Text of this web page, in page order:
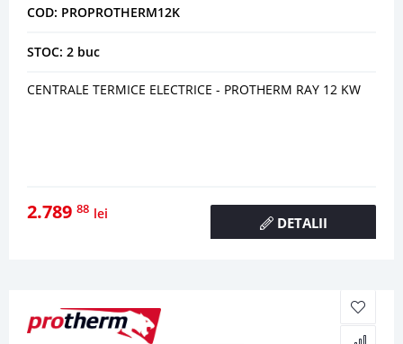
COD: PROPROTHERM12K
STOC: 2 buc
CENTRALE TERMICE ELECTRICE - PROTHERM RAY 12 KW
2.789 88 lei
DETALII